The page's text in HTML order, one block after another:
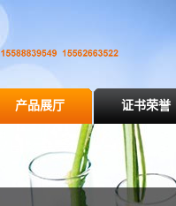
产品展厅 证书荣誉